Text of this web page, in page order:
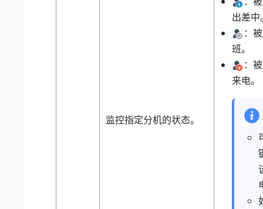
监控指定分机的状态。
出差中
：
班。
：
来电。